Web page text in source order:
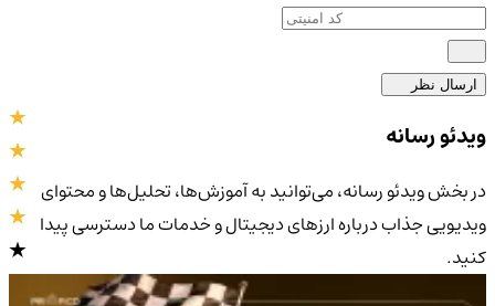
ارسال نظر
4.9/5
ویدئو رسانه
در بخش ویدئو رسانه، می‌توانید به آموزش‌ها، تحلیل‌ها و محتوای
ویدیویی جذاب درباره ارزهای دیجیتال و خدمات ما دسترسی پیدا
کنید.